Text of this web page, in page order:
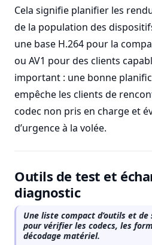
Cela signifie planifier les
de la population des
une base H.264 pour la
ou AV1 pour des clients
important : une bonne
empêche les clients de
codec non pris en charge et
d’urgence à la volée.
Outils de test et
diagnostic
Une liste compact d’outils et de
pour vérifier les codecs, les
décodage matériel.